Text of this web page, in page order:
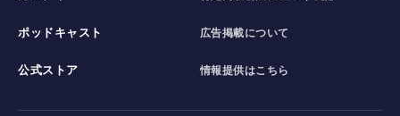
ポッドキャスト
公式ストア
広告掲載について
情報提供はこちら